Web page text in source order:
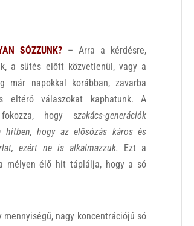
SÓZZUNK? – Arra a kérdésre,
a sütés előtt közvetlenül, vagy a
már napokkal korábban, zavarba
eltérő válaszokat kaphatunk. A
fokozza, hogy szakács-generációk
hogy az elősózás káros és
ezért ne is alkalmazzuk.
Ezt a
mélyen élő hit táplálja, hogy a só
nagy koncentrációjú só